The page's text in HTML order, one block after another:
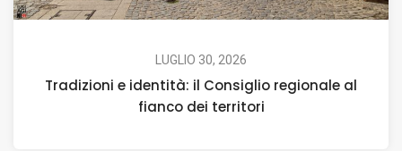
LUGLIO 30, 2026
Tradizioni e identità: il Consiglio regionale al
fianco dei territori